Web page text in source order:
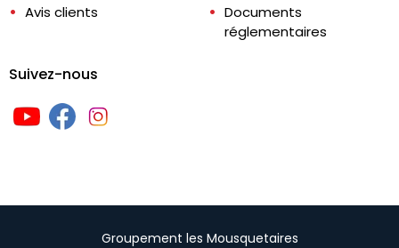
Avis clients
Documents
réglementaires
Suivez-nous
Groupement les Mousquetaires